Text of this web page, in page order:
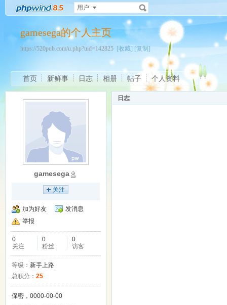
用户
gamesega的个人主页
https://520pub.com/u.php?uid=142825 [收藏] [复制]
首页 新鲜事 日志 相册 帖子 个人资料
gamesega
关注
加为好友
发消息
举报
0
关注
0
粉丝
0
访客
等级： 新手上路
总积分： 25
保密，0000-00-00
日志